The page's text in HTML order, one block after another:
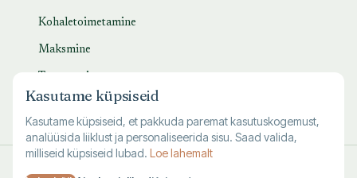
Kohaletoimetamine
Maksmine
KKK
Kasutame küpsiseid
Kasutame küpsiseid, et pakkuda paremat kasutuskogemust,
analüüsida liiklust ja personaliseerida sisu. Saad valida,
milliseid küpsiseid lubad. Loe lahemalt